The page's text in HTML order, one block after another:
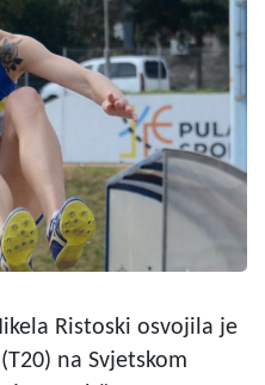
Ristoski osvojila je
na Svjetskom